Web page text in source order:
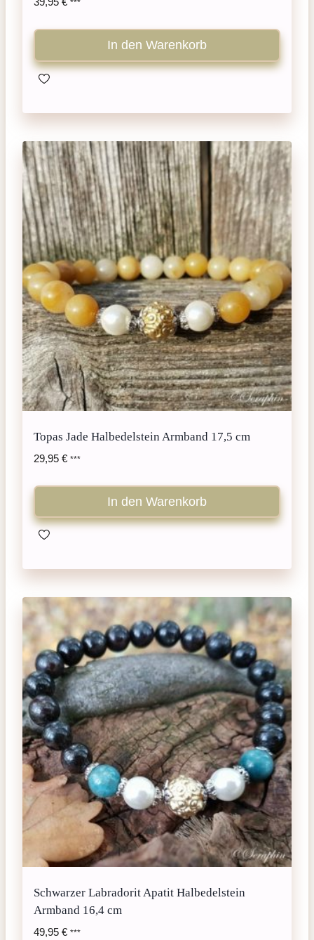
***
In den Warenkorb
Topas Jade Halbedelstein Armband 17,5 cm
29,95 € ***
In den Warenkorb
Schwarzer Labradorit Apatit Halbedelstein
Armband 16,4 cm
49,95 € ***